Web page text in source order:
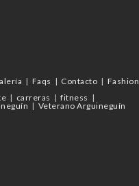
Faqs Contacto
Fashion
carreras
fitness
Veterano Arguineguín